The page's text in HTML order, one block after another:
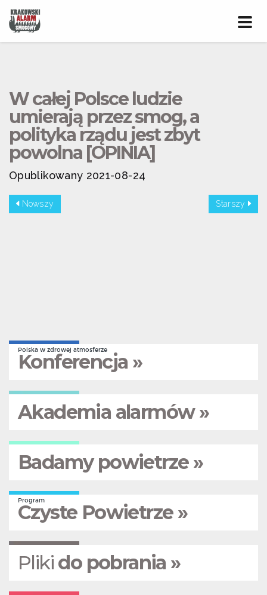
W całej Polsce ludzie
umierają przez smog, a
polityka rządu jest zbyt
powolna [OPINIA]
Opublikowany 2021-08-24
Nowszy Starszy
Polska w zdrowej atmosferze
Konferencja »
Akademia alarmów »
Badamy powietrze »
Program
Czyste Powietrze »
Pliki do pobrania »